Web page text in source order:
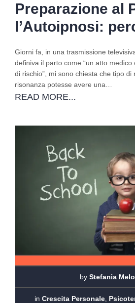
Preparazione al
l’Autoipnosi:
Giorni fa, in una trasmissione
definiva il parto come “un atto medico
di rischio”, mi sono chiesta che tipo di
risonanza potesse avere una…
READ MORE...
by Stefania
in Crescita Personale